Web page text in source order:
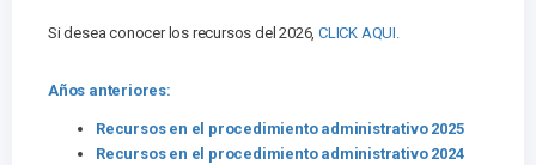
Si desea conocer los recursos del 2026,CLICK AQUI.
Años anteriores:
Recursos en el procedimiento administrativo 2025
Recursos en el procedimiento administrativo 2024